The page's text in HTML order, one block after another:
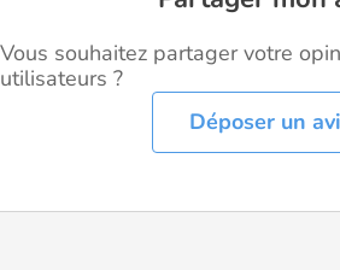
Vous souhaitez partager votre
utilisateurs ?
Déposer un